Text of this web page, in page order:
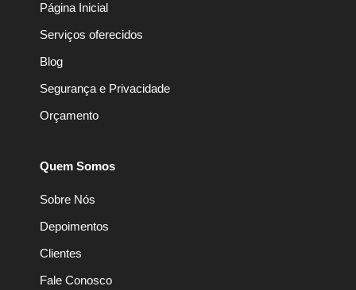
Página Inicial
Serviços oferecidos
Blog
Segurança e Privacidade
Orçamento
Quem Somos
Sobre Nós
Depoimentos
Clientes
Fale Conosco